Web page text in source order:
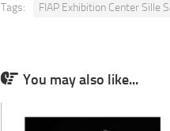
Tags: FIAP Exhibition Center Sille
You may also like...